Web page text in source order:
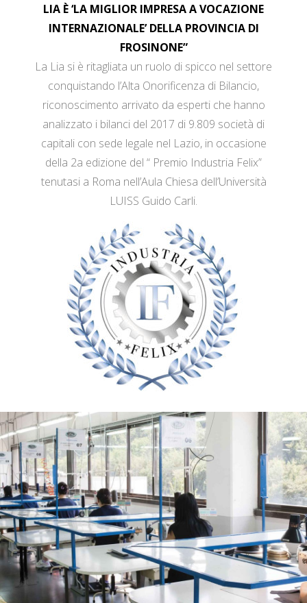
LIA È ‘LA MIGLIOR IMPRESA A VOCAZIONE
INTERNAZIONALE’ DELLA PROVINCIA DI
FROSINONE”
La Lia si è ritagliata un ruolo di spicco nel settore
conquistando l’Alta Onorificenza di Bilancio,
riconoscimento arrivato da esperti che hanno
analizzato i bilanci del 2017 di 9.809 società di
capitali con sede legale nel Lazio, in occasione
della 2a edizione del “ Premio Industria Felix”
tenutasi a Roma nell’Aula Chiesa dell’Università
LUISS Guido Carli.